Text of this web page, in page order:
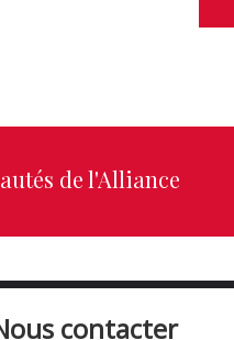
de l'Alliance
contacter